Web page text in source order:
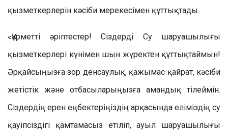
қызметкерлерін кәсіби мерекесімен құттықтады.
«Құрметті әріптестер! Сіздерді Су шаруашылығы
қызметкерлері күнімен шын жүректен құттықтаймын!
Әрқайсыңызға зор денсаулық, қажымас қайрат, кәсіби
жетістік және отбасыларыңызға амандық тілеймін.
Сіздердің ерен еңбектеріңіздің арқасында еліміздің су
қауіпсіздігі қамтамасыз етіліп, ауыл шаруашылығы